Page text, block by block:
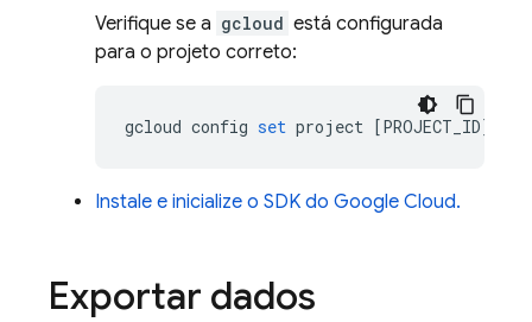
Verifique se a gcloud está configurada
para o projeto correto:
gcloud config set project [PROJECT_ID]
Instale e inicialize o SDK do Google Cloud.
Exportar dados